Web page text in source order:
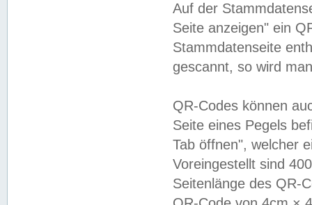
Auf der
Seite anzeigen" ein
Stammdatenseite
gescannt, so wird
QR-Codes können
Seite eines Pegels
Tab öffnen", welcher
Voreingestellt sind
Seitenlänge des QR-